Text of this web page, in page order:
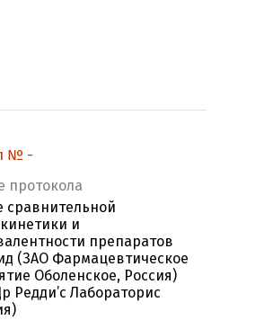
№ -
протокола
сравнительной
и
препаратов
(ЗАО Фармацевтическое
Оболенское, Россия)
Редди’с Лабораторис